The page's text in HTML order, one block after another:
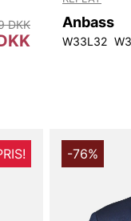
DKK Anbass
W33L32
-76%